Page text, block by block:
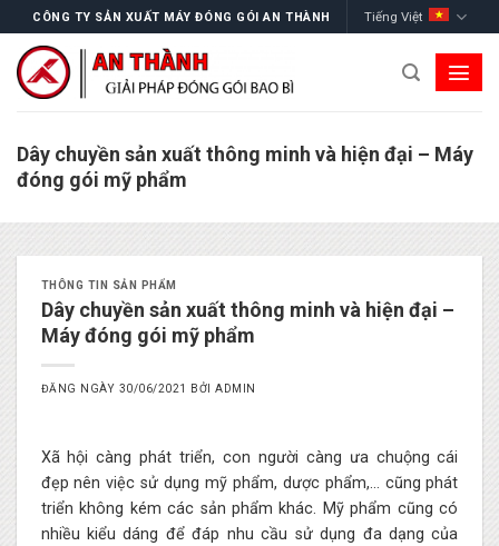
to
content
CÔNG TY SẢN XUẤT MÁY ĐÓNG GÓI AN THÀNH Tiếng Việt
Dây chuyền sản xuất thông minh và hiện đại – Máy
đóng gói mỹ phẩm
THÔNG TIN SẢN PHẨM
Dây chuyền sản xuất thông minh và hiện đại –
Máy đóng gói mỹ phẩm
ĐĂNG NGÀY 30/06/2021 BỞIADMIN
Xã hội càng phát triển, con người càng ưa chuộng cái
đẹp nên việc sử dụng mỹ phẩm, dược phẩm,… cũng phát
triển không kém các sản phẩm khác. Mỹ phẩm cũng có
nhiều kiểu dáng để đáp nhu cầu sử dụng đa dạng của